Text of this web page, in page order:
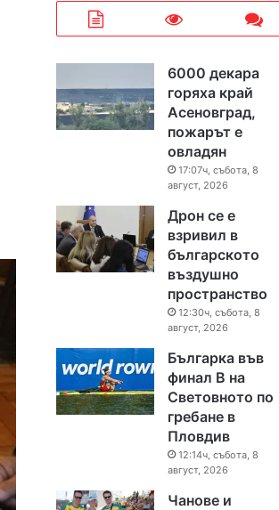
6000 декара
горяха край
Асеновград,
пожарът е
овладян
17:07ч, събота, 8
август, 2026
Дрон се е
взривил в
българското
въздушно
пространство
12:30ч, събота, 8
август, 2026
Българка във
финал B на
Световното по
гребане в
Пловдив
12:14ч, събота, 8
август, 2026
Чанове и